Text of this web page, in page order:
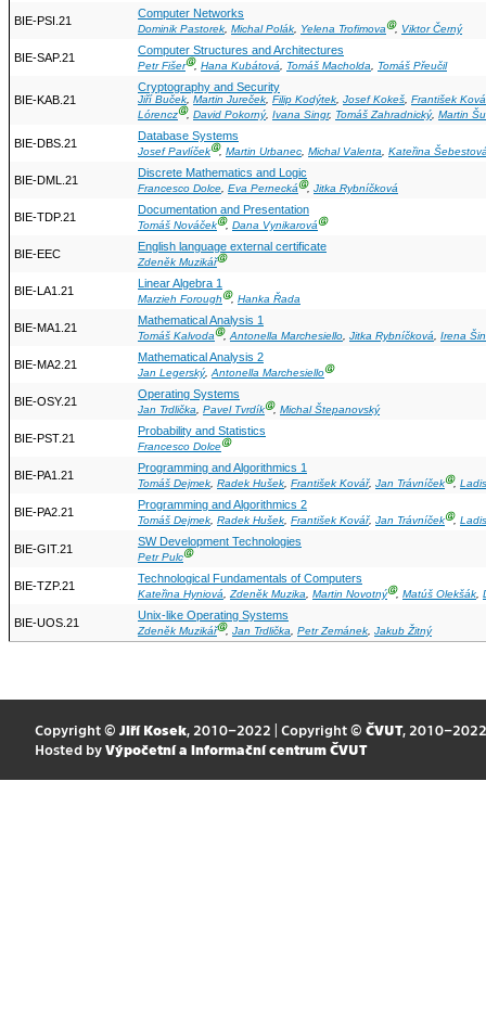
BIE-PSI.21
Computer Networks
Dominik Pastorek, Michal Polák, Yelena TrofimovaⒼ, Viktor Černý
BIE-SAP.21
Computer Structures and Architectures
Petr FišerⒼ, Hana Kubátová, Tomáš Macholda, Tomáš Přeučil
BIE-KAB.21
Cryptography and Security
Jiří Buček, Martin Jureček, Filip Kodýtek, Josef Kokeš, František
LórenczⒼ, David Pokorný, Ivana Singr, Tomáš Zahradnický, Martin
BIE-DBS.21
Database Systems
Josef PavlíčekⒼ, Martin Urbanec, Michal Valenta, Kateřina
BIE-DML.21
Discrete Mathematics and Logic
Francesco Dolce, Eva PerneckáⒼ, Jitka Rybníčková
BIE-TDP.21
Documentation and Presentation
Tomáš NováčekⒼ, Dana VynikarováⒼ
BIE-EEC
English language external certificate
Zdeněk MuzikářⒼ
BIE-LA1.21
Linear Algebra 1
Marzieh ForoughⒼ, Hanka Řada
BIE-MA1.21
Mathematical Analysis 1
Tomáš KalvodaⒼ,Antonella Marchesiello, Jitka Rybníčková, Irena
BIE-MA2.21
Mathematical Analysis 2
Jan Legerský,Antonella MarchesielloⒼ
BIE-OSY.21
Operating Systems
Jan Trdlička, Pavel TvrdíkⒼ, Michal Štepanovský
BIE-PST.21
Probability and Statistics
Francesco DolceⒼ
BIE-PA1.21
Programming and Algorithmics 1
Tomáš Dejmek, Radek Hušek, František Kovář, Jan TrávníčekⒼ,
BIE-PA2.21
Programming and Algorithmics 2
Tomáš Dejmek, Radek Hušek, František Kovář, Jan TrávníčekⒼ,
BIE-GIT.21
SW Development Technologies
Petr PulcⒼ
BIE-TZP.21
Technological Fundamentals of Computers
Kateřina Hyniová,Zdeněk Muzika, Martin NovotnýⒼ, Matúš Olekšák,
BIE-UOS.21
Unix-like Operating Systems
Zdeněk MuzikářⒼ, Jan Trdlička, Petr Zemánek, Jakub Žitný
Copyright © Jiří Kosek, 2010–2022 | Copyright © ČVUT, 2010–2022
Hosted by Výpočetní a informační centrum ČVUT